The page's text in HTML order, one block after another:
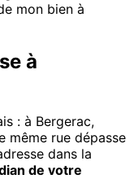
mon bien à
à
: à Bergerac,
même rue dépasse
dans la
de votre